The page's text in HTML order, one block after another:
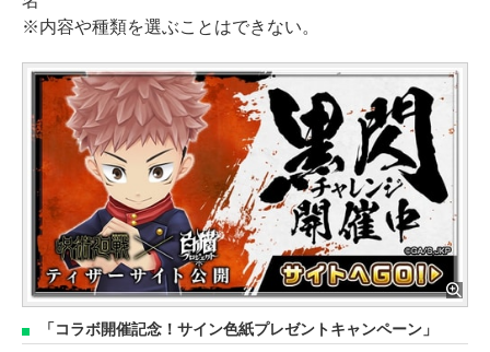
※内容や種類を選ぶことはできない。
「コラボ開催記念！サイン色紙プレゼントキャンペーン」